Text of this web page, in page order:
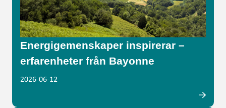
Energigemenskaper inspirerar –
erfarenheter från Bayonne
2026-06-12